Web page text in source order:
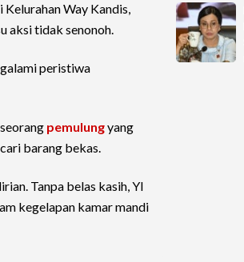
Way Kandis,
aksi tidak senonoh.
peristiwa
pemulungyang
barang bekas.
Tanpa belas kasih, YI
kegelapan kamar mandi